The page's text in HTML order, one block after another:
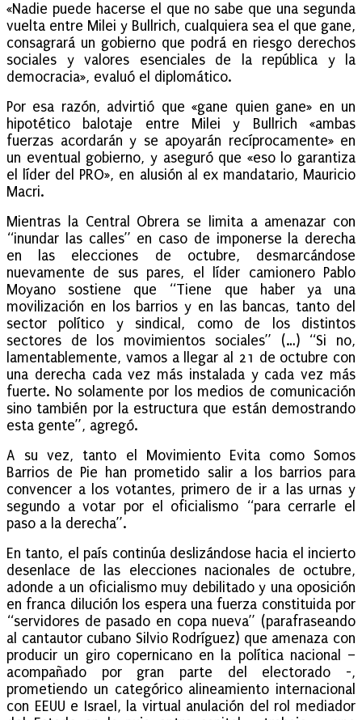
«Nadie puede hacerse el que no sabe que una segunda
vuelta entre Milei y Bullrich, cualquiera sea el que gane,
consagrará un gobierno que podrá en riesgo derechos
sociales y valores esenciales de la república y la
democracia», evaluó el diplomático.
Por esa razón, advirtió que «gane quien gane» en un
hipotético balotaje entre Milei y Bullrich «ambas
fuerzas acordarán y se apoyarán recíprocamente» en
un eventual gobierno, y aseguró que «eso lo garantiza
el líder del PRO», en alusión al ex mandatario, Mauricio
Macri.
Mientras la Central Obrera se limita a amenazar con
“inundar las calles” en caso de imponerse la derecha
en las elecciones de octubre, desmarcándose
nuevamente de sus pares, el líder camionero Pablo
Moyano sostiene que “Tiene que haber ya una
movilización en los barrios y en las bancas, tanto del
sector político y sindical, como de los distintos
sectores de los movimientos sociales” (…) “Si no,
lamentablemente, vamos a llegar al 21 de octubre con
una derecha cada vez más instalada y cada vez más
fuerte. No solamente por los medios de comunicación
sino también por la estructura que están demostrando
esta gente”, agregó.
A su vez, tanto el Movimiento Evita como Somos
Barrios de Pie han prometido salir a los barrios para
convencer a los votantes, primero de ir a las urnas y
segundo a votar por el oficialismo “para cerrarle el
paso a la derecha”.
En tanto, el país continúa deslizándose hacia el incierto
desenlace de las elecciones nacionales de octubre,
adonde a un oficialismo muy debilitado y una oposición
en franca dilución los espera una fuerza constituida por
“servidores de pasado en copa nueva” (parafraseando
al cantautor cubano Silvio Rodríguez) que amenaza con
producir un giro copernicano en la política nacional –
acompañado por gran parte del electorado -,
prometiendo un categórico alineamiento internacional
con EEUU e Israel, la virtual anulación del rol mediador